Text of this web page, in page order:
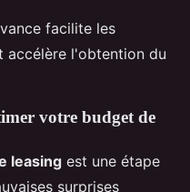
facilite les
accélère l'obtention du
votre budget de
leasing est une étape
surprises